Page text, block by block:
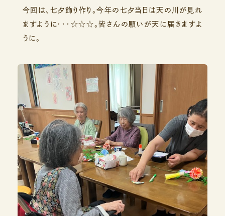
支援・サービスから探す
今回は、七夕飾り作り。今年の七夕当日は天の川が見れ
ますように・・・☆☆☆。皆さんの願いが天に届きますよ
うに。